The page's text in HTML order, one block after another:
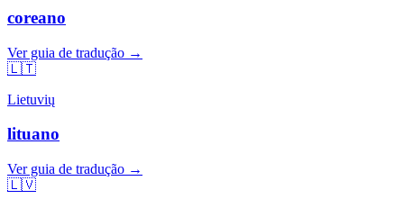
coreano
Ver guia de tradução →
🇱🇹
Lietuvių
lituano
Ver guia de tradução →
🇱🇻